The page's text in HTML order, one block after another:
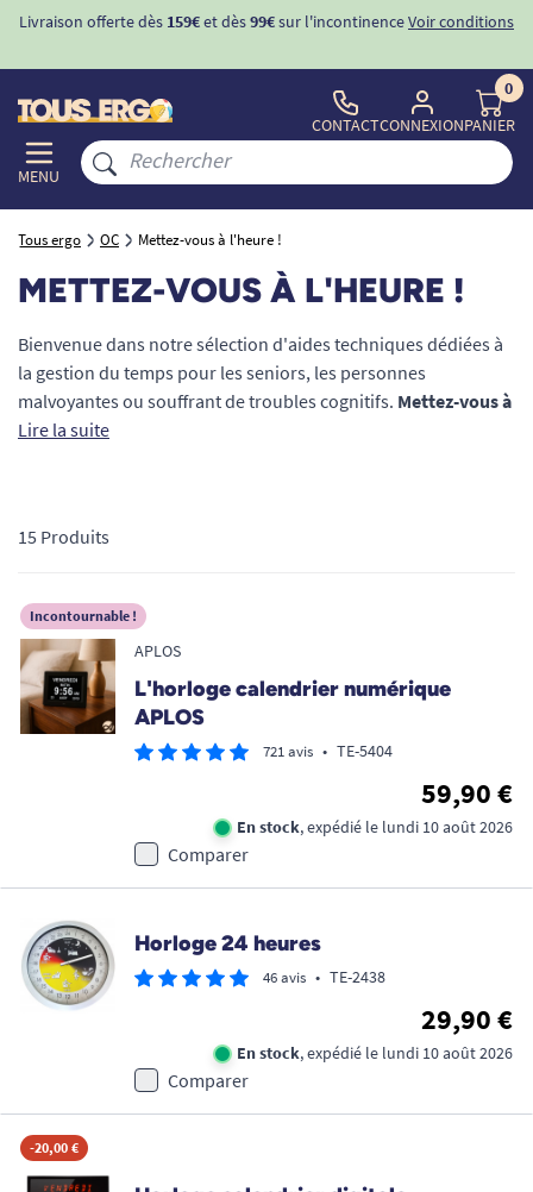
Livraison offerte dès 159€et dès99€sur l'incontinenceVoir conditions
MENU
CONTACTCONNEXION
0
PANIER
Tous ergo OC Mettez-vous à l'heure !
METTEZ-VOUS À L'HEURE !
Bienvenue dans notre sélection d'aides techniques dédiées à
la gestion du temps pour les seniors, les personnes
malvoyantes ou souffrant de troubles cognitifs. Mettez-vous à
l'heure !Grâce à notre gamme rigoureusement choisie par
ergonomiques
avec des équipements médicaux fiables et pensés pour votre
confort absolu.
Lire la suite
15 Produits
Incontournable !
APLOS
L'horloge calendrier numérique
APLOS
721 avis • TE-5404
59,90 €
En stock, expédié le lundi 10 août 2026
Comparer
Horloge 24 heures
46 avis • TE-2438
29,90 €
En stock, expédié le lundi 10 août 2026
Comparer
-20,00 €